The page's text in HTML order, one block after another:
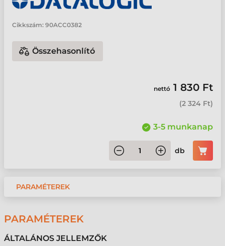
Cikkszám: 90ACC0382
Összehasonlító
nettó 1 830 Ft
(2 324 Ft)
3-5 munkanap
db
PARAMÉTEREK
PARAMÉTEREK
ÁLTALÁNOS JELLEMZŐK